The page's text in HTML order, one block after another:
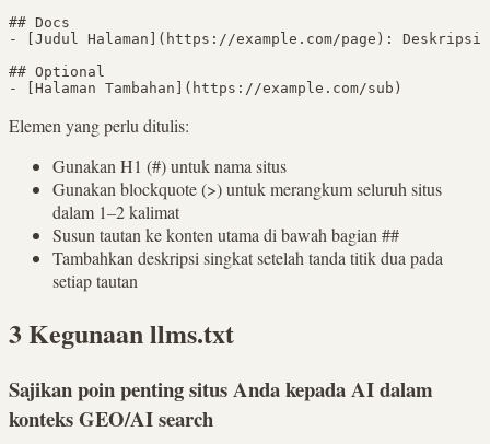
## Docs
- [Judul Halaman](https://example.com/page): Deskripsi
## Optional
- [Halaman Tambahan](https://example.com/sub)
Elemen yang perlu ditulis:
Gunakan H1 (#) untuk nama situs
Gunakan blockquote (>) untuk merangkum seluruh situs
dalam 1–2 kalimat
Susun tautan ke konten utama di bawah bagian ##
Tambahkan deskripsi singkat setelah tanda titik dua pada
setiap tautan
3 Kegunaan llms.txt
Sajikan poin penting situs Anda kepada AI dalam
konteks GEO/AI search